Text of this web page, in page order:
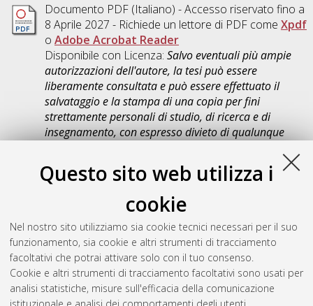
Questo sito web utilizza i
cookie
Nel nostro sito utilizziamo sia cookie tecnici necessari per il suo
funzionamento, sia cookie e altri strumenti di tracciamento
facoltativi che potrai attivare solo con il tuo consenso.
Cookie e altri strumenti di tracciamento facoltativi sono usati per
analisi statistiche, misure sull'efficacia della comunicazione
Documento PDF(Italiano) - Accesso riservato fino a
8 Aprile 2027 - Richiede un lettore di PDF come Xpdf
o Adobe Acrobat Reader
Disponibile con Licenza: Salvo eventuali più ampie
autorizzazioni dell'autore, la tesi può essere
liberamente consultata e può essere effettuato il
salvataggio e la stampa di una copia per fini
strettamente personali di studio, di ricerca e di
insegnamento, con espresso divieto di qualunque
Ogni altro diritto sul materiale è riservato
Download (4MB)|Contatta l'autore
Abstract
Altri metadati
Gestione del documento: